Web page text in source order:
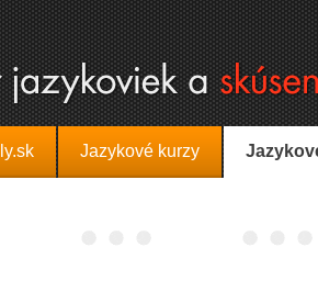
Jazykové kurzy